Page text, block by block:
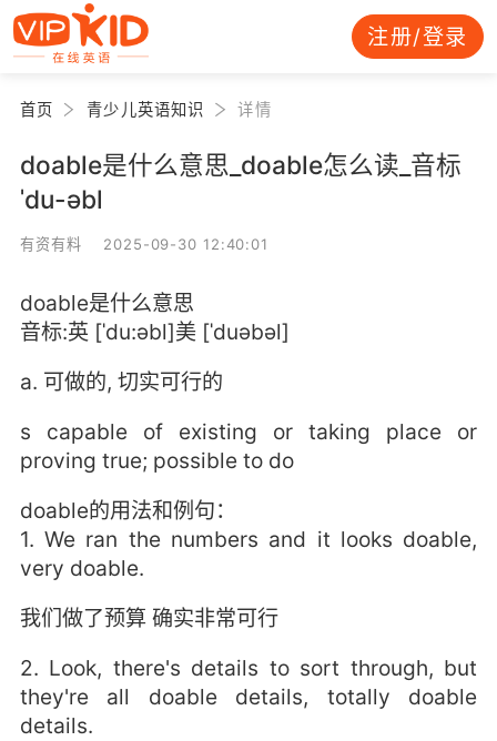
注册/登录
首页 青少儿英语知识 详情
doable是什么意思_doable怎么读_音标
ˈdu-əbl
有资有料 2025-09-30 12:40:01
doable是什么意思
音标:英 [ˈdu:əbl]美 [ˈduəbəl]
a. 可做的, 切实可行的
s capable of existing or taking place or
proving true; possible to do
doable的用法和例句：
1. We ran the numbers and it looks doable,
very doable.
我们做了预算 确实非常可行
2. Look, there's details to sort through, but
they're all doable details, totally doable
details.